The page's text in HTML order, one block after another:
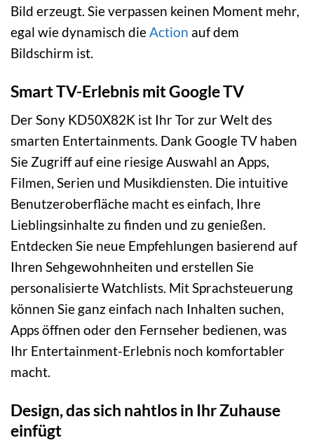
Bild erzeugt. Sie verpassen keinen Moment mehr,
egal wie dynamisch dieAction auf dem
Bildschirm ist.
Smart TV-Erlebnis mit Google TV
Der Sony KD50X82K ist Ihr Tor zur Welt des
smarten Entertainments. Dank Google TV haben
Sie Zugriff auf eine riesige Auswahl an Apps,
Filmen, Serien und Musikdiensten. Die intuitive
Benutzeroberfläche macht es einfach, Ihre
Lieblingsinhalte zu finden und zu genießen.
Entdecken Sie neue Empfehlungen basierend auf
Ihren Sehgewohnheiten und erstellen Sie
personalisierte Watchlists. Mit Sprachsteuerung
können Sie ganz einfach nach Inhalten suchen,
Apps öffnen oder den Fernseher bedienen, was
Ihr Entertainment-Erlebnis noch komfortabler
macht.
Design, das sich nahtlos in Ihr Zuhause
einfügt